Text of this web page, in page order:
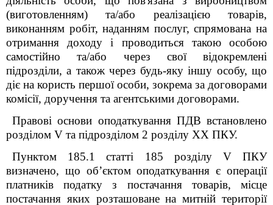
(виготовленням) та/або реалізацією товарів,
виконанням робіт, наданням послуг, спрямована на
отримання доходу і проводиться такою особою
самостійно та/або через свої відокремлені
підрозділи, а також через будь-яку іншу особу, що
діє на користь першої особи, зокрема за договорами
комісії, доручення та агентськими договорами.
Правові основи оподаткування ПДВ встановлено
розділом V та підрозділом 2 розділу XX ПКУ.
Пунктом 185.1 статті 185 розділу V ПКУ
визначено, що об’єктом оподаткування є операції
платників податку з постачання товарів, місце
постачання яких розташоване на митній території